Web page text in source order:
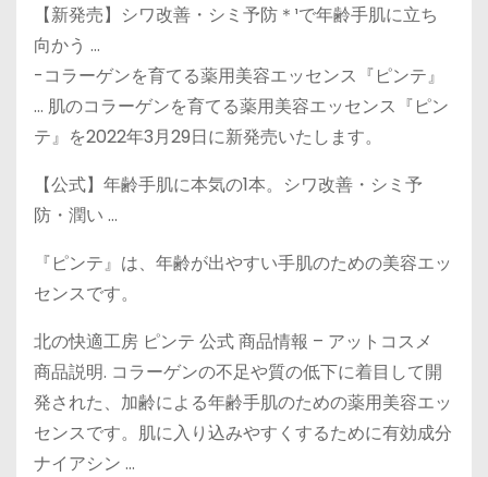
【新発売】シワ改善・シミ予防＊¹で年齢手肌に立ち
向かう …
-コラーゲンを育てる薬用美容エッセンス『ピンテ』
… 肌のコラーゲンを育てる薬用美容エッセンス『ピン
テ』を2022年3月29日に新発売いたします。
【公式】年齢手肌に本気の1本。シワ改善・シミ予
防・潤い …
『ピンテ』は、年齢が出やすい手肌のための美容エッ
センスです。
北の快適工房 ピンテ 公式 商品情報 – アットコスメ
商品説明. コラーゲンの不足や質の低下に着目して開
発された、加齢による年齢手肌のための薬用美容エッ
センスです。肌に入り込みやすくするために有効成分
ナイアシン …